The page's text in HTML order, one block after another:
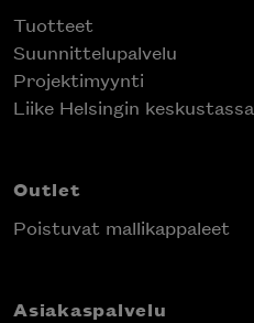
Tuotteet
Suunnittelupalvelu
Projektimyynti
Liike Helsingin keskustassa
Outlet
Poistuvat mallikappaleet
Asiakaspalvelu